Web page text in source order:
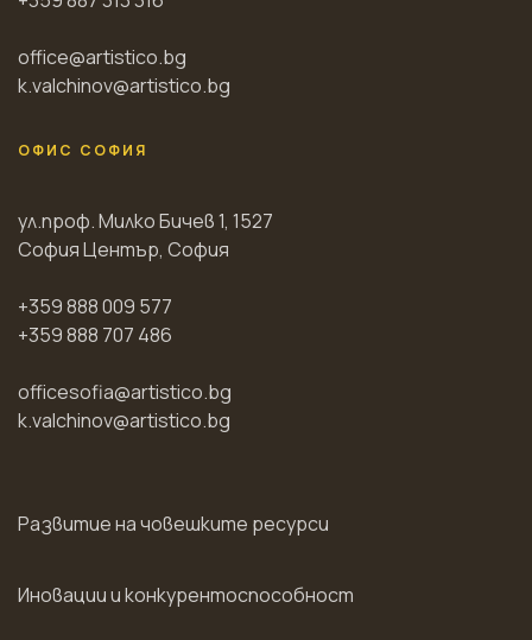
office@artistico.bg
k.valchinov@artistico.bg
ОФИС СОФИЯ
ул.проф. Милко Бичев 1, 1527
София Център, София
+359 888 009 577
+359 888 707 486
officesofia@artistico.bg
k.valchinov@artistico.bg
Развитие на човешките ресурси
Иновации и конкурентоспособност